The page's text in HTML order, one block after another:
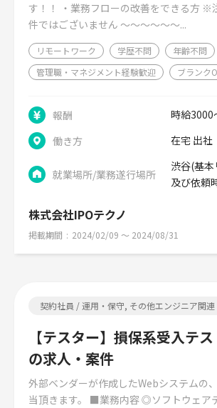
す！！ ・業務フローの改善をできる方 ※
件ではございません ～～～～～～...
リモートワーク 学歴不問
年齢不問
管理職・マネジメント経験歓迎
ブランク
報酬
時給3000
働き方
在宅 出社
就業場所/業務遂行場所
渋谷(基
及び依頼
株式会社IPOテクノ
掲載期間 2024/02/09 〜 2024/08/31
契約社員 / 運用・保守, その他エンジニア関連
【テスター】損保系受入テ
の求人・案件
外部ベンダーが作成したWebシステムの
当頂きます。 ■業務内容 ◎ソフトウェア